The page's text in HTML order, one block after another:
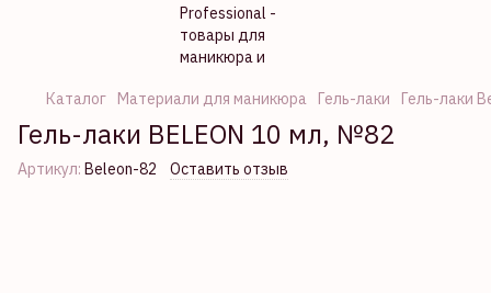
Каталог Материали для маникюра Гель-лаки Гель-лаки
Гель-лаки BELEON 10 мл, №82
Артикул: Beleon-82 Оставить отзыв